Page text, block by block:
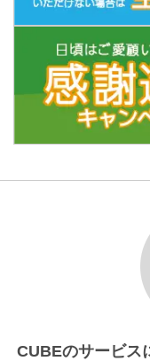
CUBEのサービス